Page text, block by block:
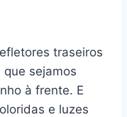
traseiros
sejamos
à frente. E
e luzes